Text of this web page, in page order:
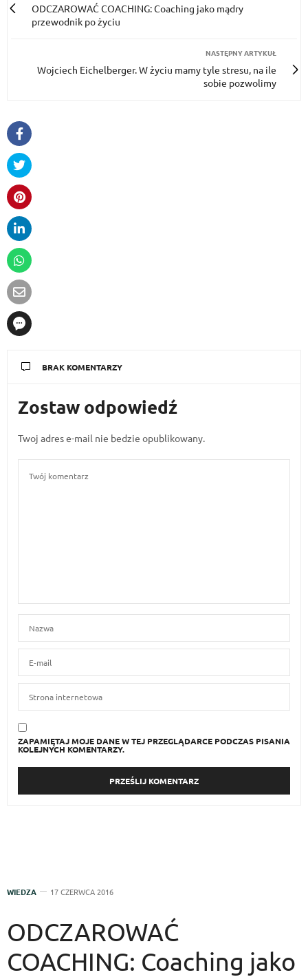
ODCZAROWAĆ COACHING: Coaching jako mądry
przewodnik po życiu
NASTĘPNY ARTYKUŁ
Wojciech Eichelberger. W życiu mamy tyle stresu, na ile
sobie pozwolimy
BRAK KOMENTARZY
Zostaw odpowiedź
Twoj adres e-mail nie bedzie opublikowany.
ZAPAMIĘTAJ MOJE DANE W TEJ PRZEGLĄDARCE PODCZAS PISANIA
KOLEJNYCH KOMENTARZY.
WIEDZA 17 CZERWCA 2016
ODCZAROWAĆ
COACHING: Coaching jako